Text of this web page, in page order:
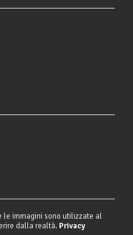
immagini sono utilizzate al
dalla realtà. Privacy